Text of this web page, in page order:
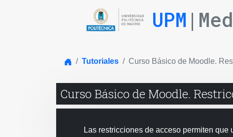
UPM
Inicio
Tutoriales Curso Básico de Moodle.
Curso Básico de Moodle.
Las restricciones de acceso permiten